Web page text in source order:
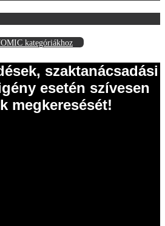
kategóriákhoz
szaktanácsadási
esetén szívesen
megkeresését!